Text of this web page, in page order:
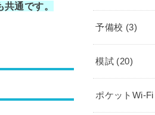
通です。
予備校 (3)
模試 (20)
ポケットWi-Fi